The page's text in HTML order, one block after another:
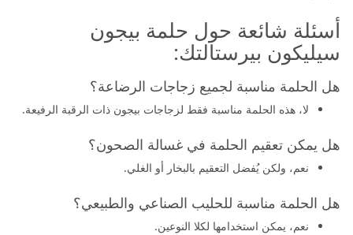
أسئلة شائعة حول حلمة بيجون
سيليكون بيرستالتك:
هل الحلمة مناسبة لجميع زجاجات الرضاعة؟
لا، هذه الحلمة مناسبة فقط لزجاجات بيجون ذات الرقبة الرفيعة.
هل يمكن تعقيم الحلمة في غسالة الصحون؟
نعم، ولكن يُفضل التعقيم بالبخار أو الغلي.
هل الحلمة مناسبة للحليب الصناعي والطبيعي؟
نعم، يمكن استخدامها لكلا النوعين.